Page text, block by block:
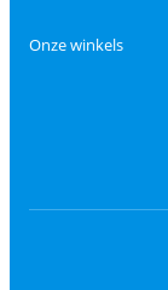
Onze winkels